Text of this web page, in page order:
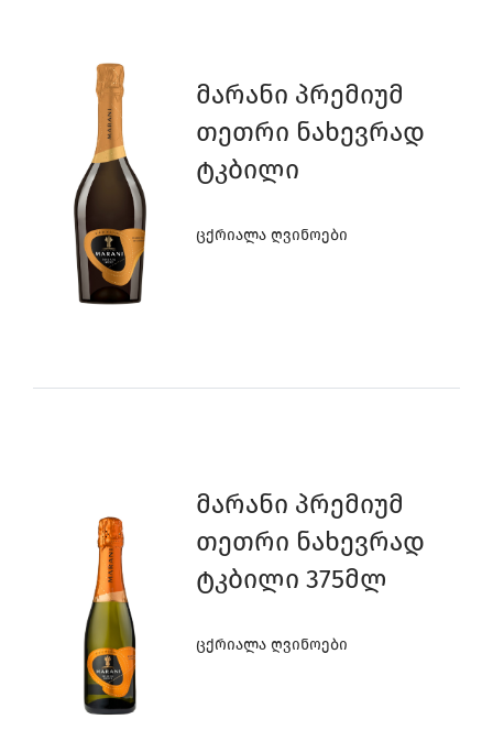
6
7
8
9
0
4
5
6
7
8
9
0
6
7
8
9
0
0
Მარანი Პრემიუმ
Თეთრი Ნახევრად
Ტკბილი
Ცქრიალა Ღვინოები
Მარანი Პრემიუმ
Თეთრი Ნახევრად
Ტკბილი 375მლ
Ცქრიალა Ღვინოები